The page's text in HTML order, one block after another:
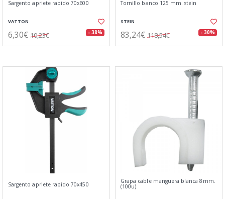
Sargento apriete rapido 70x600
VATTON
6,30€ 10,23€ - 38%
Tornillo banco 125 mm. stein
STEIN
83,24€ 118,54€ - 30%
Sargento apriete rapido 70x450 Grapa cable manguera blanca 8mm.
(100u)